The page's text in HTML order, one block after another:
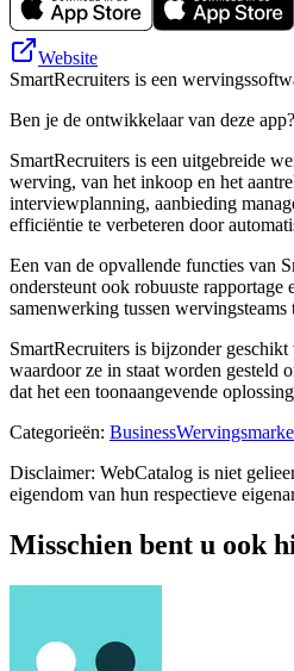
Website
SmartRecruiters is een
Ben je de ontwikkelaar van deze app?
SmartRecruiters is een uitgebreide
werving, van het inkoop en het
interviewplanning, aanbieding
efficiëntie te verbeteren door
Een van de opvallende functies van
ondersteunt ook robuuste
samenwerking tussen
SmartRecruiters is bijzonder
waardoor ze in staat worden gesteld
dat het een toonaangevende
Categorieën: Business
Disclaimer: WebCatalog is niet
eigendom van hun respectieve
Misschien bent u ook